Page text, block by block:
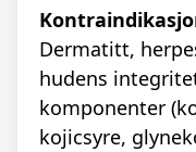
Dermatitt,
hudens
komponenter
kojicsyre,